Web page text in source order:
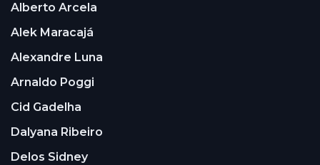
Alberto Arcela
Alek Maracajá
Alexandre Luna
Arnaldo Poggi
Cid Gadelha
Dalyana Ribeiro
Delos Sidney